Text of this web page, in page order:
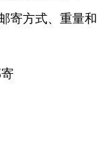
寄方式、重量